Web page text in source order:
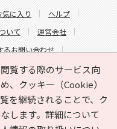
覧する際のサービス向
、クッキー（Cookie）
を継続されることで、ク
します。詳細について
気に入り
ヘルプ
いて
運営会社
るお問い合わせ
問い合わせ